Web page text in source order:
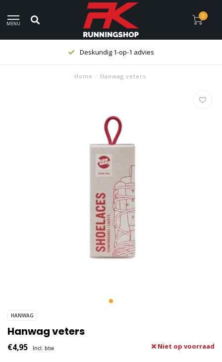
MENU
0
Deskundig 1-op-1 advies
Home / Hanwag veters
HANWAG
Hanwag veters
€4,95 Incl. btw Niet op voorraad